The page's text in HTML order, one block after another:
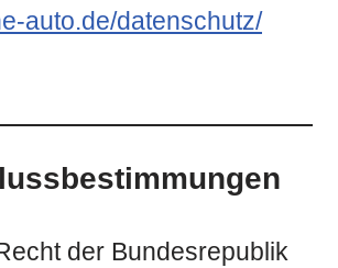
auto.de/datenschutz/
der Bundesrepublik